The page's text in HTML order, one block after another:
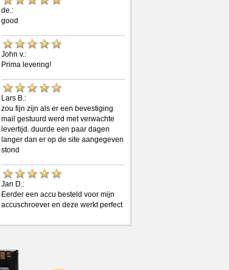
de.:
good
John v.:
Prima levering!
Lars B.:
zou fijn zijn als er een bevestiging
mail gestuurd werd met verwachte
levertijd. duurde een paar dagen
langer dan er op de site aangegeven
stond
Jan D.:
Eerder een accu besteld voor mijn
accuschroever en deze werkt perfect